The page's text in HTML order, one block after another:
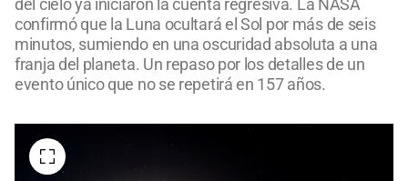
del cielo ya iniciaron la cuenta regresiva. La NASA
confirmó que la Luna ocultará el Sol por más de seis
minutos, sumiendo en una oscuridad absoluta a una
franja del planeta. Un repaso por los detalles de un
evento único que no se repetirá en 157 años.